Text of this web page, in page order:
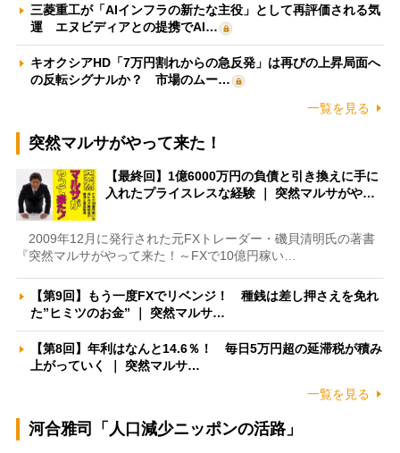
三菱重工が「AIインフラの新たな主役」として再評価される気
運 エヌビディアとの提携でAI…
キオクシアHD「7万円割れからの急反発」は再びの上昇局面へ
の反転シグナルか？ 市場のムー…
一覧を見る
突然マルサがやって来た！
【最終回】1億6000万円の負債と引き換えに手に
入れたプライスレスな経験 ｜ 突然マルサがや…
2009年12月に発行された元FXトレーダー・磯貝清明氏の著書
『突然マルサがやって来た！～FXで10億円稼い…
【第9回】もう一度FXでリベンジ！ 種銭は差し押さえを免れ
た”ヒミツのお金” ｜ 突然マルサ…
【第8回】年利はなんと14.6％！ 毎日5万円超の延滞税が積み
上がっていく ｜ 突然マルサ…
一覧を見る
河合雅司「人口減少ニッポンの活路」